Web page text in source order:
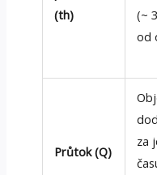
(th)
(~
od
Průtok (Q)
za